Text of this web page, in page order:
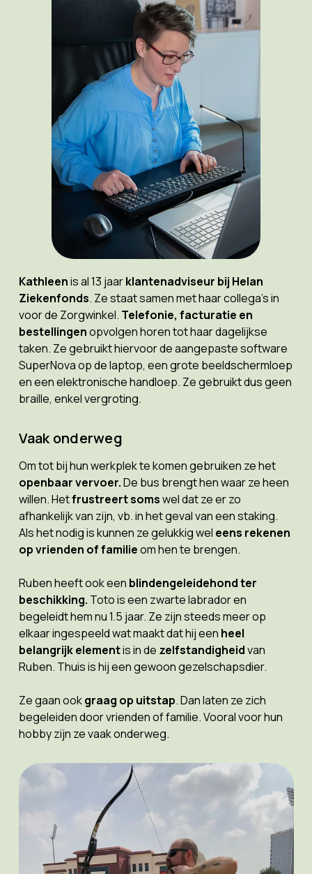
Kathleenis al 13 jaarklantenadviseur bij Helan
Ziekenfonds. Ze staat samen met haar collega’s in
voor de Zorgwinkel. Telefonie, facturatie en
bestellingenopvolgen horen tot haar dagelijkse
taken. Ze gebruikt hiervoor de aangepaste software
SuperNova op de laptop, een grote beeldschermloep
en een elektronische handloep. Ze gebruikt dus geen
braille, enkel vergroting.
Vaak onderweg
Om tot bij hun werkplek te komen gebruiken ze het
openbaar vervoer.De bus brengt hen waar ze heen
willen. Hetfrustreert somswel dat ze er zo
afhankelijk van zijn, vb. in het geval van een staking.
Als het nodig is kunnen ze gelukkig wel eens rekenen
op vrienden of familieom hen te brengen.
Ruben heeft ook een blindengeleidehond ter
beschikking. Toto is een zwarte labrador en
begeleidt hem nu 1.5 jaar. Ze zijn steeds meer op
elkaar ingespeeld wat maakt dat hij een heel
belangrijk elementis in de zelfstandigheidvan
Ruben. Thuis is hij een gewoon gezelschapsdier.
Ze gaan ookgraag op uitstap. Dan laten ze zich
begeleiden door vrienden of familie. Vooral voor hun
hobby zijn ze vaak onderweg.